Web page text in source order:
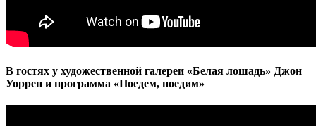
В гостях у художественной галереи «Белая лошадь» Джон
Уоррен и программа «Поедем, поедим»